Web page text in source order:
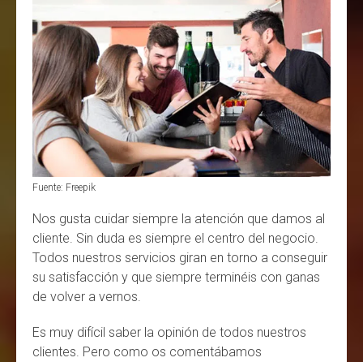
Fuente: Freepik
Nos gusta cuidar siempre la atención que damos al
cliente. Sin duda es siempre el centro del negocio.
Todos nuestros servicios giran en torno a conseguir
su satisfacción y que siempre terminéis con ganas
de volver a vernos.
Es muy difícil saber la opinión de todos nuestros
clientes. Pero como os comentábamos